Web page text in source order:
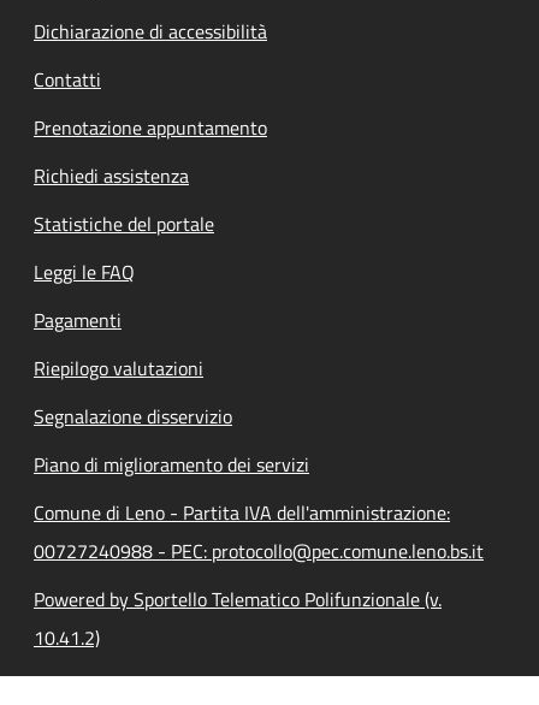
Dichiarazione di accessibilità
Contatti
Prenotazione appuntamento
Richiedi assistenza
Statistiche del portale
Leggi le FAQ
Pagamenti
Riepilogo valutazioni
Segnalazione disservizio
Piano di miglioramento dei servizi
Comune di Leno - Partita IVA dell'amministrazione:
00727240988 - PEC: protocollo@pec.comune.leno.bs.it
Powered by Sportello Telematico Polifunzionale (v.
10.41.2)